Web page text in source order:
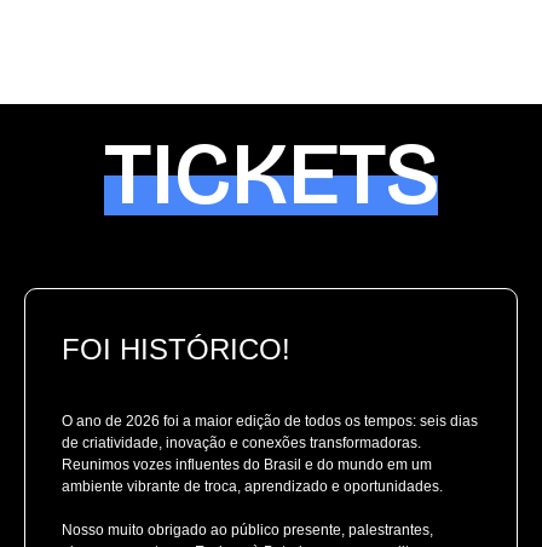
TICKETS
FOI HISTÓRICO!
O ano de 2026 foi a maior edição de todos os tempos: seis dias
de criatividade, inovação e conexões transformadoras.
Reunimos vozes influentes do Brasil e do mundo em um
ambiente vibrante de troca, aprendizado e oportunidades.
Nosso muito obrigado ao público presente, palestrantes,